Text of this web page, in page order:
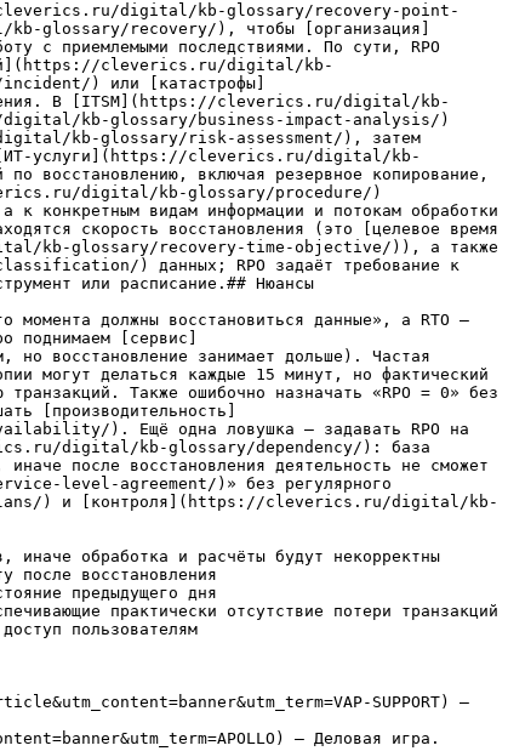
digital/kb-glossary/recovery-point-
glossary/recovery/), чтобы [организация]
приемлемыми последствиями. По сути, RPO
cleverics.ru/digital/kb-
) или [катастрофы]
В [ITSM](https://cleverics.ru/digital/kb-
digital/kb-glossary/business-impact-analysis/)
kb-glossary/risk-assessment/), затем
[ИТ-услуги](https://cleverics.ru/digital/kb-
включая резервное копирование,
digital/kb-glossary/procedure/)
видам информации и потокам обработки
скорость восстановления (это [целевое время
kb-glossary/recovery-time-objective/)), а также
) данных; RPO задаёт требование к
или расписание.## Нюансы
момента должны восстановиться данные», а RTO —
поднимаем [сервис]
занимает дольше). Частая
делаться каждые 15 минут, но фактический
Также ошибочно назначать «RPO = 0» без
[производительность]
). Ещё одна ловушка — задавать RPO на
digital/kb-glossary/dependency/): база
после восстановления деятельность не сможет
level-agreement/)» без регулярного
plans/) и [контроля](https://cleverics.ru/digital/kb-
иначе обработка и расчёты будут некорректны
после восстановления
предыдущего дня
практически отсутствие потери транзакций
пользователям
SUPPORT) —
— Деловая игра.